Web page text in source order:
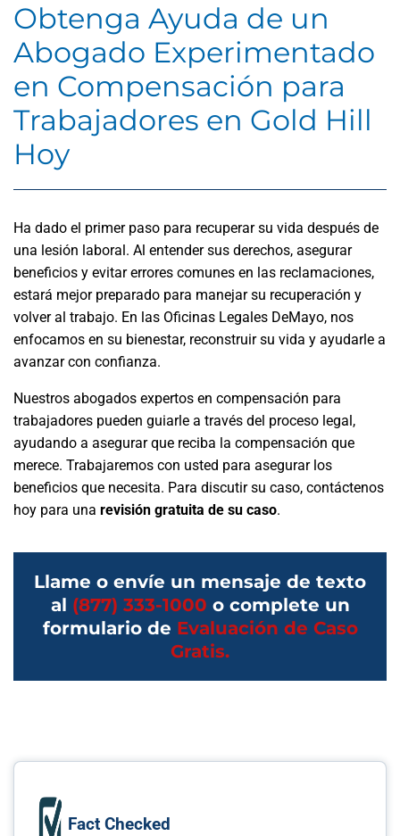
Obtenga Ayuda de un
Abogado Experimentado
en Compensación para
Trabajadores en Gold Hill
Hoy
Ha dado el primer paso para recuperar su vida después de
una lesión laboral. Al entender sus derechos, asegurar
beneficios y evitar errores comunes en las reclamaciones,
estará mejor preparado para manejar su recuperación y
volver al trabajo. En las Oficinas Legales DeMayo, nos
enfocamos en su bienestar, reconstruir su vida y ayudarle a
avanzar con confianza.
Nuestros abogados expertos en compensación para
trabajadores pueden guiarle a través del proceso legal,
ayudando a asegurar que reciba la compensación que
merece. Trabajaremos con usted para asegurar los
beneficios que necesita. Para discutir su caso, contáctenos
hoy para una revisión gratuita de su caso.
Llame o envíe un mensaje de texto
al (877) 333-1000 o complete un
formulario de Evaluación de Caso
Gratis.
Fact Checked